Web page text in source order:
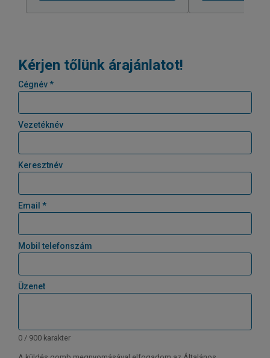
Kérjen tőlünk árajánlatot!
Cégnév *
Vezetéknév
Keresztnév
Email *
Mobil telefonszám
Üzenet
0 / 900 karakter